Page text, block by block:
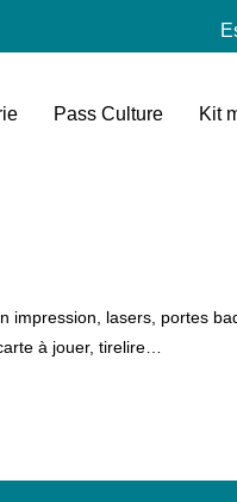
Pass Culture Kit
impression, lasers, portes
à jouer, tirelire…